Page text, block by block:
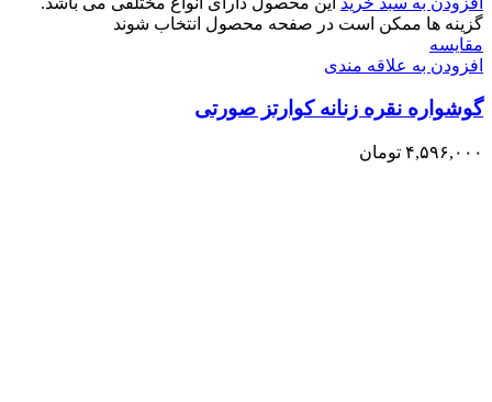
گزینه ها ممکن است در صفحه محصول انتخاب شوند
مقایسه
افزودن به علاقه مندی
گوشواره نقره زنانه کوارتز صورتی
۴,۵۹۶,۰۰۰ تومان